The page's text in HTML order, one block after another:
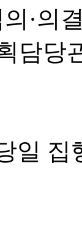
·의
담당
일 집